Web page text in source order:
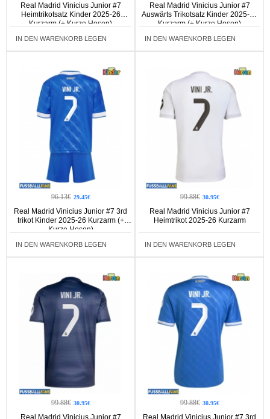
Real Madrid Vinicius Junior #7
Heimtrikotsatz Kinder 2025-26
Kurzarm (+ Kurze Hosen)
IN DEN WARENKORB LEGEN
Real Madrid Vinicius Junior #7
Auswärts Trikotsatz Kinder 2025-26
Kurzarm (+ Kurze Hosen)
IN DEN WARENKORB LEGEN
96.13€ 29.45€
Real Madrid Vinicius Junior #7 3rd
trikot Kinder 2025-26 Kurzarm (+
Kurze Hosen)
IN DEN WARENKORB LEGEN
99.88€ 30.95€
Real Madrid Vinicius Junior #7
Heimtrikot 2025-26 Kurzarm
IN DEN WARENKORB LEGEN
99.88€ 30.95€
Real Madrid Vinicius Junior #7
99.88€ 30.95€
Real Madrid Vinicius Junior #7 3rd